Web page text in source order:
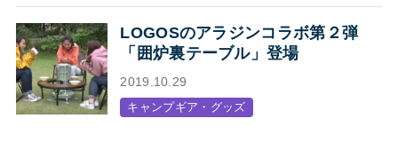
LOGOSのアラジンコラボ第２弾
「囲炉裏テーブル」登場
2019.10.29
キャンプギア・グッズ